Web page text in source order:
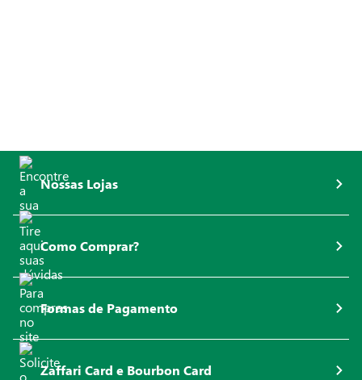
Nossas Lojas
Como Comprar?
Formas de Pagamento
Zaffari Card e Bourbon Card